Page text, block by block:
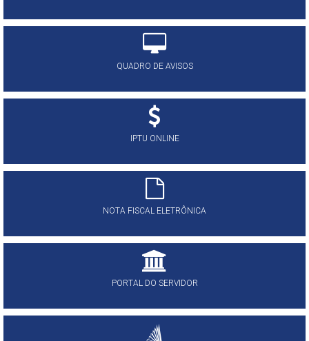
QUADRO DE AVISOS
IPTU ONLINE
NOTA FISCAL ELETRÔNICA
PORTAL DO SERVIDOR